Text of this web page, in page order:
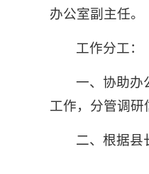
办公室副主任。
工作分工：
一、协助办
工作，分管调研
二、根据县